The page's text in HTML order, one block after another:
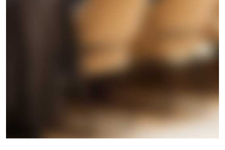
Wir benötigen Ihre Zustimmung
Inhalt anzeigen. Dafür benötigen wir allerdings
Ihre Zustimmung, da Ihr Browser
personenbezogene technische Daten zu Geräten
und Nutzerverhalten mitunter mit US-